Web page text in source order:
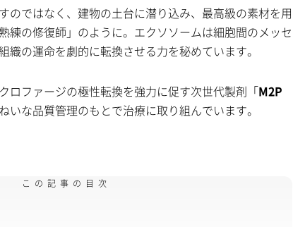
のではなく、建物の土台に潜り込み、最高級の素材を用
練の修復師」のように。エクソソームは細胞間のメッセ
織の運命を劇的に転換させる力を秘めています。
ロファージの極性転換を強力に促す次世代製剤「M2P
いな品質管理のもとで治療に取り組んでいます。
この記事の目次